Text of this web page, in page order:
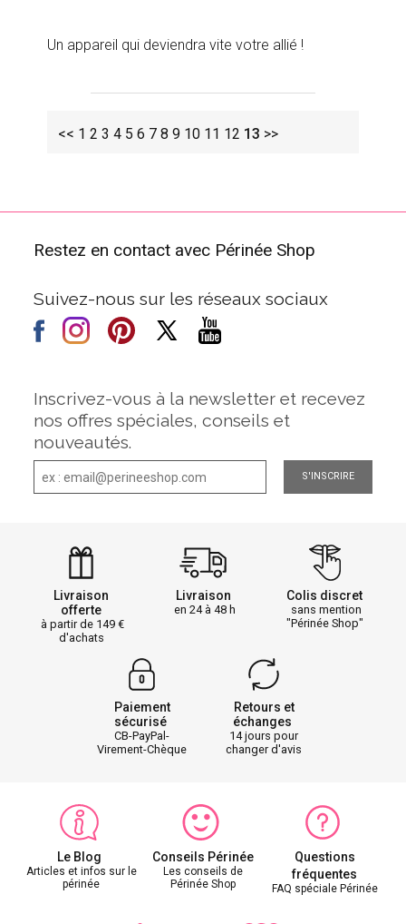
Un appareil qui deviendra vite votre allié !
<< 1 2 3 4 5 6 7 8 9 10 11 12 13 >>
Restez en contact avec Périnée Shop
Suivez-nous sur les réseaux sociaux
Inscrivez-vous à la newsletter et recevez
nos offres spéciales, conseils et
nouveautés.
S'INSCRIRE
Livraison
offerte
à partir de 149
d'achats
Livraison
en 24 à 48 h
Colis discret
sans mention
"Périnée Shop"
Paiement
sécurisé
CB-PayPal-
Virement-Chèque
Retours et
échanges
14 jours pour
changer d'avis
Le Blog
Articles et infos sur le
périnée
Conseils Périnée
Les conseils de
Périnée Shop
Questions
fréquentes
FAQ spéciale Périnée